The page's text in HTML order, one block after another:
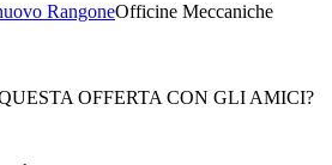
RangoneOfficine Meccaniche
OFFERTA CON GLI AMICI?